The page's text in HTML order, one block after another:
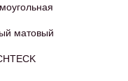
матовый